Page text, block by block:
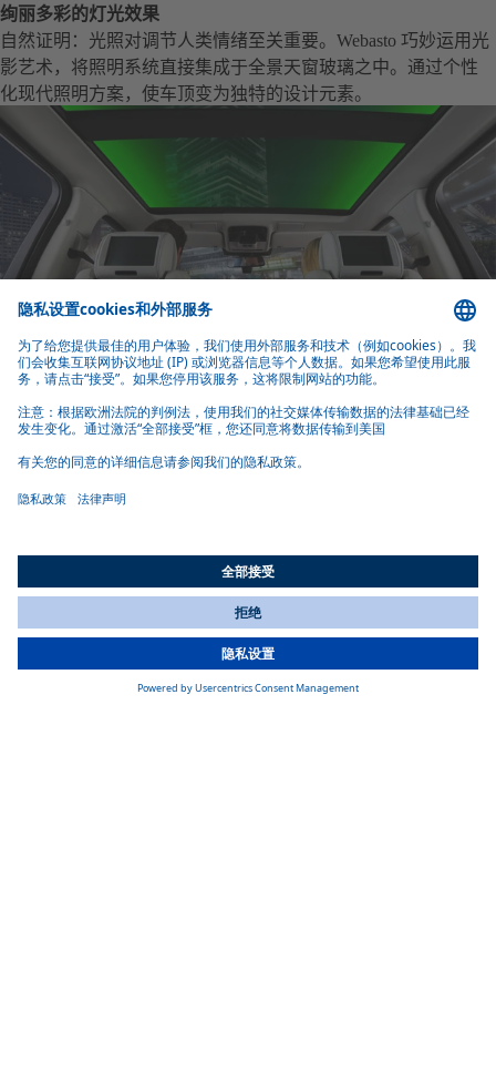
绚丽多彩的灯光效果
自然证明：光照对调节人类情绪至关重要。Webasto 巧妙运用光
影艺术，将照明系统直接集成于全景天窗玻璃之中。通过个性
化现代照明方案，使车顶变为独特的设计元素。
我们的技术
凭借员工丰富的研发专业知识，Webasto 始终紧跟潮流，并持续
推进自身技术的研发。运用现代材料、恪守高标准品质、以客
户需求为核心导向，这些对Webasto 而言都是理所当然的企业准
则。
聚氨酯发泡是一项用于将螺钉、加强件等组件与玻璃板材连接
的技术。聚氨酯（PU）既作为各组件间的连接介质，又可作为
构成特殊几何形状的结构材料。
You are currently on our website forChina
information, please visit our website forAmerica.
All Countries